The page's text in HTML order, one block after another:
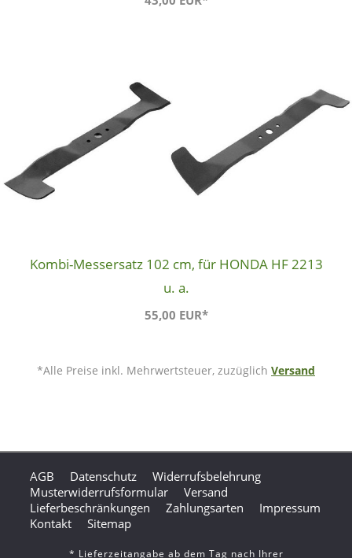
Kombi-Messersatz 102 cm, für HONDA HF 2213
u. a.
55,00 EUR*
*Alle Preise inkl. Mehrwertsteuer, zuzüglich Versand
AGB Datenschutz
Widerrufsbelehrung
Musterwiderrufsformular
Versand
Lieferbeschränkungen
Zahlungsarten
Impressum
Kontakt
Sitemap
* Lieferzeitangabe ab dem Tag nach Ihrer